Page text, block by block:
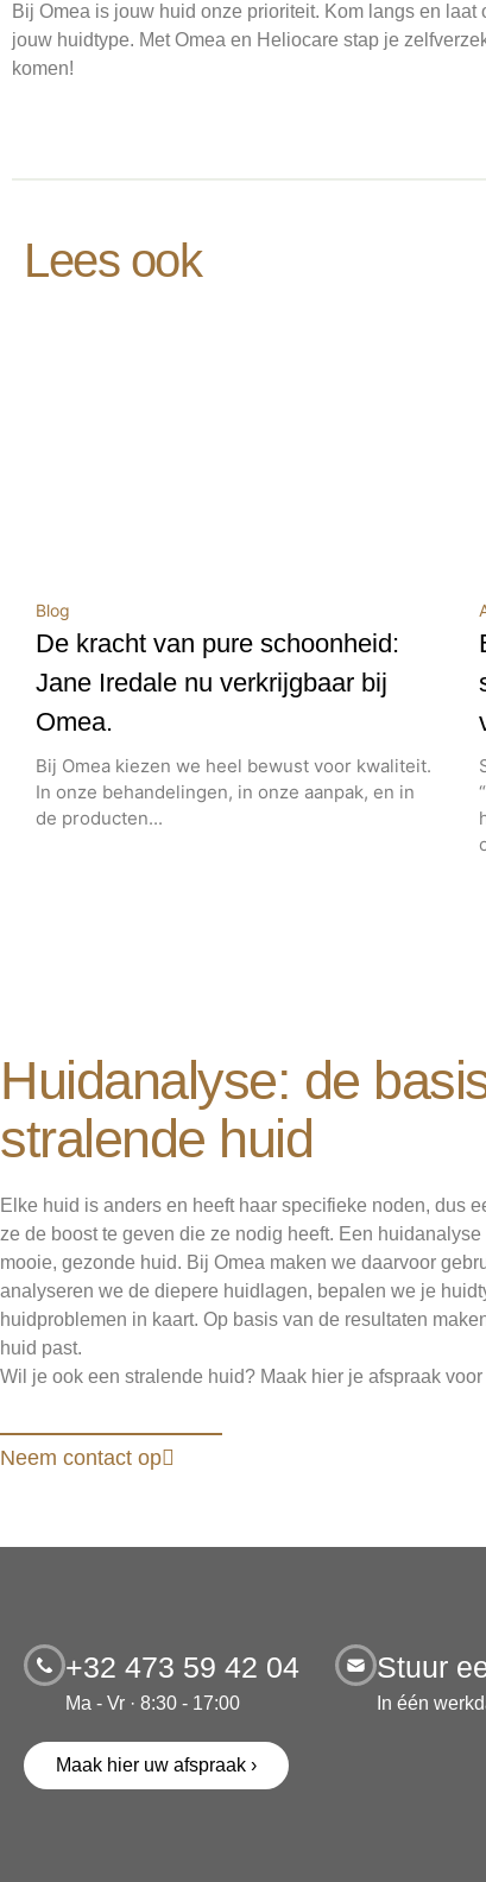
Bij Omea is jouw huid onze prioriteit. Kom langs en
jouw huidtype. Met Omea en Heliocare stap je
komen!
Lees ook
Blog
De kracht van pure schoonheid:
Jane Iredale nu verkrijgbaar bij
Omea.
Bij Omea kiezen we heel bewust voor kwaliteit.
In onze behandelingen, in onze aanpak, en in
de producten...
Huidanalyse: de
stralende huid
Elke huid is anders en heeft haar specifieke noden, dus
ze de boost te geven die ze nodig heeft. Een
mooie, gezonde huid. Bij Omea maken we daarvoor
analyseren we de diepere huidlagen, bepalen we je
huidproblemen in kaart. Op basis van de resultaten
huid past.
Wil je ook een stralende huid? Maak hier je afspraak
Neem contact op
+32 473 59 42 04
Ma - Vr · 8:30 - 17:00
Stuur
In één
Maak hier uw afspraak ›